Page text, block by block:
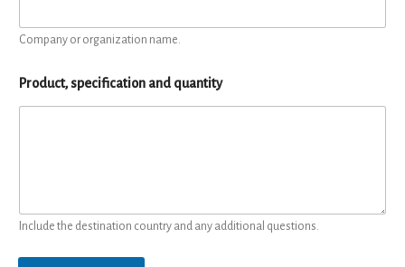
Company or organization name.
Product, specification and quantity
Include the destination country and any additional questions.